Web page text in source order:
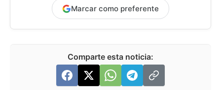
Marcar como preferente
Comparte esta noticia: